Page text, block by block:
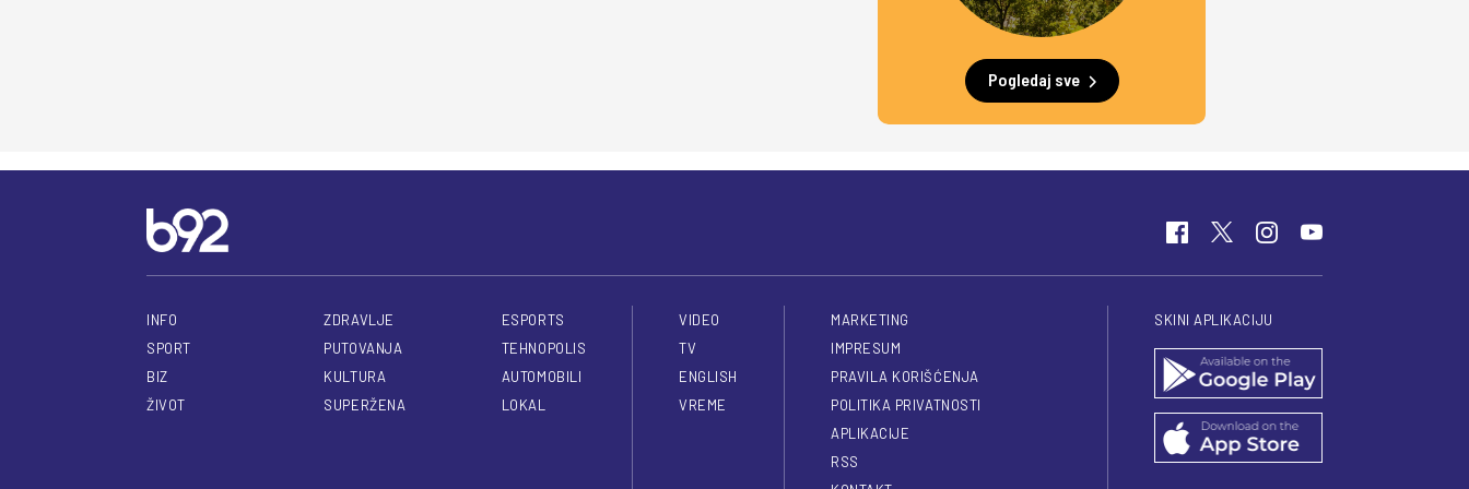
Pogledaj sve
INFO
SPORT
BIZ
ŽIVOT
ZDRAVLJE
PUTOVANJA
KULTURA
SUPERŽENA
ESPORTS
TEHNOPOLIS
AUTOMOBILI
LOKAL
VIDEO
TV
ENGLISH
VREME
MARKETING
IMPRESUM
PRAVILA KORIŠĆENJA
POLITIKA PRIVATNOSTI
APLIKACIJE
RSS
SKINI APLIKACIJU